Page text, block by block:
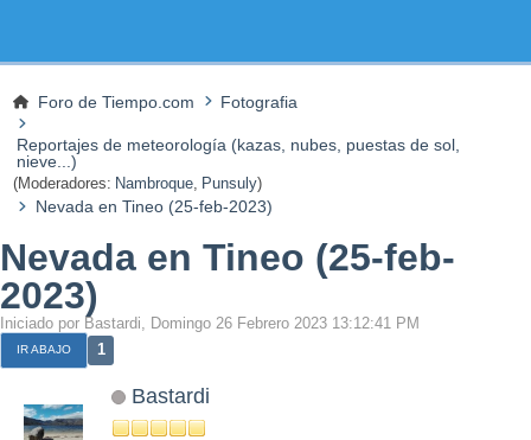
Foro de Tiempo.com Fotografia
Reportajes de meteorología (kazas, nubes, puestas de sol,
nieve...)
(Moderadores: Nambroque, Punsuly)
Nevada en Tineo (25-feb-2023)
Nevada en Tineo (25-feb-
2023)
Iniciado por Bastardi, Domingo 26 Febrero 2023 13:12:41 PM
IR ABAJO 1
Bastardi